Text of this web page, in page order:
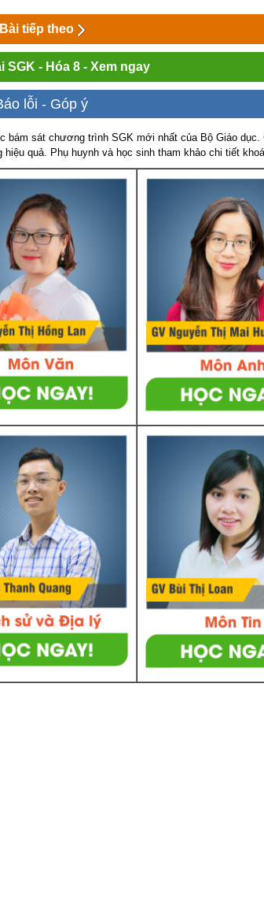
Bài tiếp theo
SGK - Hóa 8 - Xem ngay
lỗi - Góp ý
bám sát chương trình SGK mới nhất của Bộ Giáo dục.
quả. Phụ huynh và học sinh tham khảo chi tiết